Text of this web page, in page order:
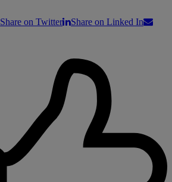
Share on Twitter
Share on Linked In